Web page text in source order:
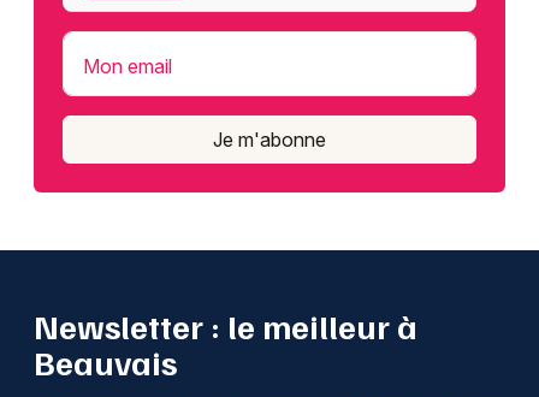
Mon email
Je m'abonne
Newsletter : le meilleur à
Beauvais